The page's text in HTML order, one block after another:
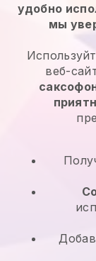
удобно
мы
веб-